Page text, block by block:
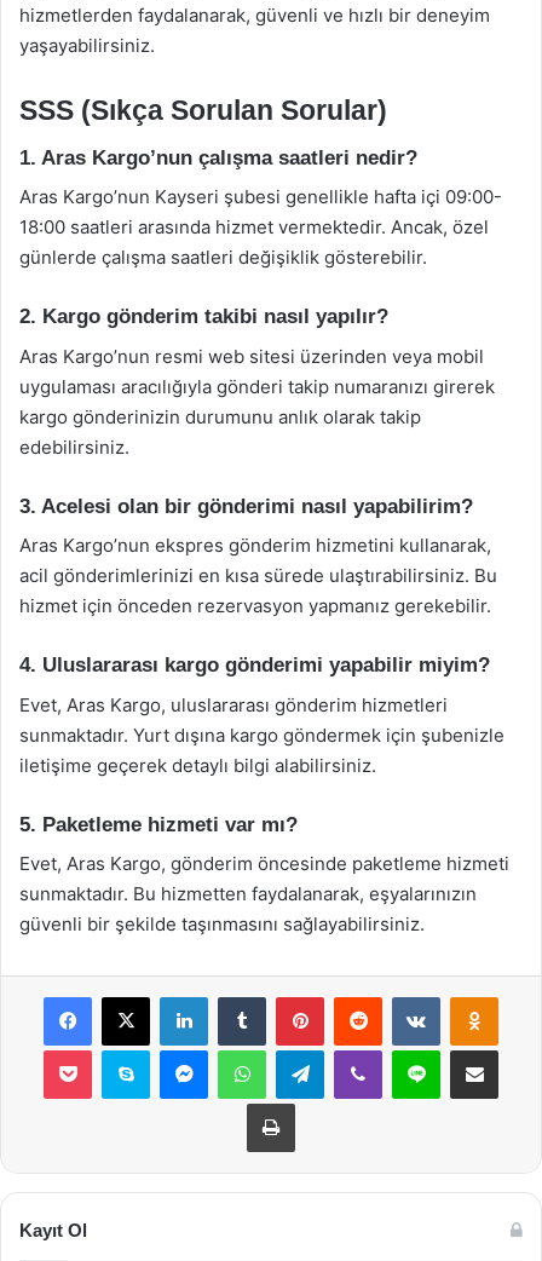
hizmetlerden faydalanarak, güvenli ve hızlı bir deneyim
yaşayabilirsiniz.
SSS (Sıkça Sorulan Sorular)
1. Aras Kargo’nun çalışma saatleri nedir?
Aras Kargo’nun Kayseri şubesi genellikle hafta içi 09:00-
18:00 saatleri arasında hizmet vermektedir. Ancak, özel
günlerde çalışma saatleri değişiklik gösterebilir.
2. Kargo gönderim takibi nasıl yapılır?
Aras Kargo’nun resmi web sitesi üzerinden veya mobil
uygulaması aracılığıyla gönderi takip numaranızı girerek
kargo gönderinizin durumunu anlık olarak takip
edebilirsiniz.
3. Acelesi olan bir gönderimi nasıl yapabilirim?
Aras Kargo’nun ekspres gönderim hizmetini kullanarak,
acil gönderimlerinizi en kısa sürede ulaştırabilirsiniz. Bu
hizmet için önceden rezervasyon yapmanız gerekebilir.
4. Uluslararası kargo gönderimi yapabilir miyim?
Evet, Aras Kargo, uluslararası gönderim hizmetleri
sunmaktadır. Yurt dışına kargo göndermek için şubenizle
iletişime geçerek detaylı bilgi alabilirsiniz.
5. Paketleme hizmeti var mı?
Evet, Aras Kargo, gönderim öncesinde paketleme hizmeti
sunmaktadır. Bu hizmetten faydalanarak, eşyalarınızın
güvenli bir şekilde taşınmasını sağlayabilirsiniz.
Facebook
X LinkedInTumblr PinterestReddit VKontakte
Pocket Skype MessengerWhatsAppTelegramViber Line E-Posta ile
Yazdır
Kayıt Ol